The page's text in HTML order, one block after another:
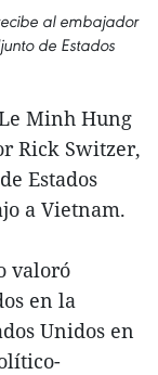
al embajador
de Estados
Minh Hung
Rick Switzer,
Estados
a Vietnam.
valoró
en la
Unidos en